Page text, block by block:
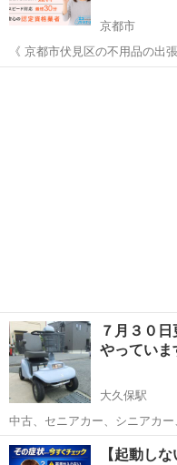
京都市
《 京都市伏見区の不用品の出
せを！120％のご満足を！当社
７月３０日更新 新着 お盆、配
大久保駅
中古、セニアカー、シニアカ
います。 続々、入荷予定あり
算に合わせて予約して頂けれ
京都 宇治市 大久保駅
【起動し